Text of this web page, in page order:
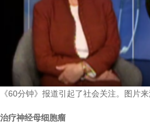
《60分钟》报道引起了社会关注。图片
治疗神经母细胞瘤